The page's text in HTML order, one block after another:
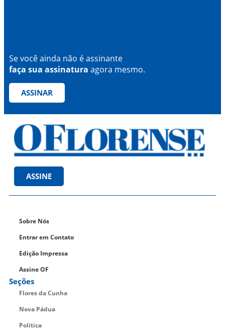
Se você ainda não é assinante
faça sua assinatura agora mesmo.
ASSINAR
ASSINE
Sobre Nós
Entrar em Contato
Edição Impressa
Assine OF
Seções
Flores da Cunha
Nova Pádua
Política